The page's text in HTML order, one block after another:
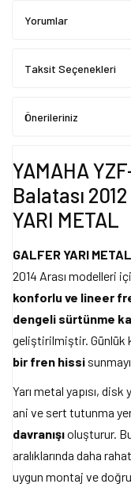
Yorumlar
Taksit Seçenekleri
Önerileriniz
YAMAHA
Balatası
YARI METAL
GALFER YARI METAL
2014 Arası modelleri
konforlu ve lineer
dengeli sürtünme
geliştirilmiştir. Günlük
bir fren hissi
Yarı metal yapısı,
ani ve sert tutunma
davranışıoluşturur.
aralıklarında daha
uygun montaj ve